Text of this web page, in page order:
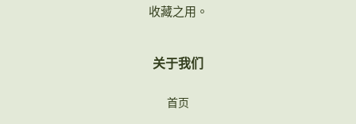
收藏之用。
关于我们
首页